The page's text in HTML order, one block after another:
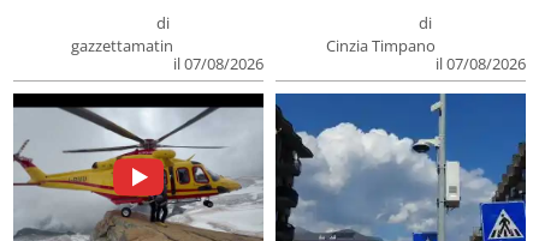
di
gazzettamatin
il 07/08/2026
di
Cinzia Timpano
il 07/08/2026